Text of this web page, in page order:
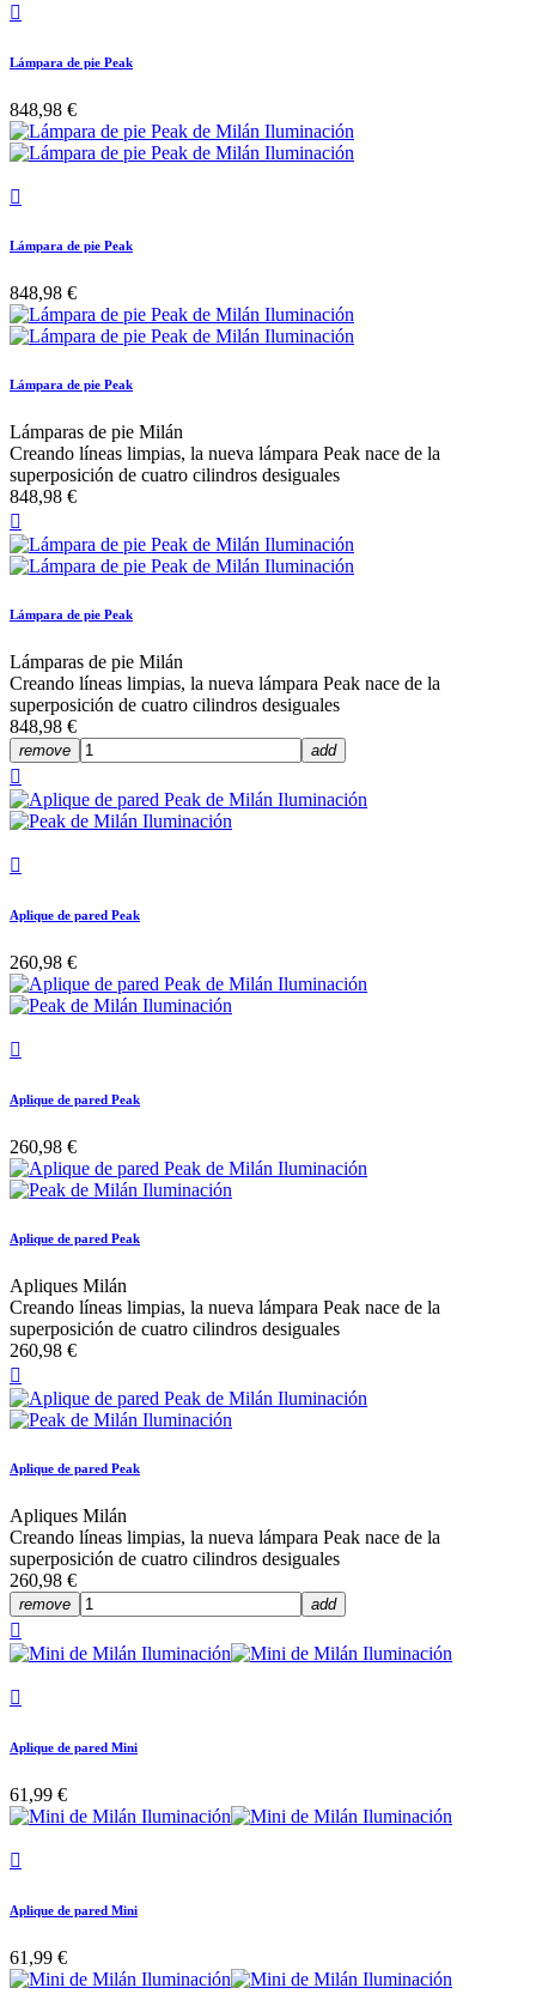

Lámpara de pie Peak
848,98 €

Lámpara de pie Peak
848,98 €
Lámpara de pie Peak
Lámparas de pie Milán
Creando líneas limpias, la nueva lámpara Peak nace de la
superposición de cuatro cilindros desiguales
848,98 €

Lámpara de pie Peak
Lámparas de pie Milán
Creando líneas limpias, la nueva lámpara Peak nace de la
superposición de cuatro cilindros desiguales
848,98 €
remove add


Aplique de pared Peak
260,98 €

Aplique de pared Peak
260,98 €
Aplique de pared Peak
Apliques Milán
Creando líneas limpias, la nueva lámpara Peak nace de la
superposición de cuatro cilindros desiguales
260,98 €

Aplique de pared Peak
Apliques Milán
Creando líneas limpias, la nueva lámpara Peak nace de la
superposición de cuatro cilindros desiguales
260,98 €
remove add


Aplique de pared Mini
61,99 €

Aplique de pared Mini
61,99 €